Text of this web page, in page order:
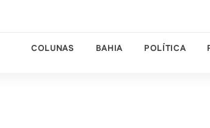
COLUNAS BAHIA POLÍTICA